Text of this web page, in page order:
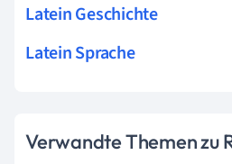
Latein Geschichte
Latein Sprache
Verwandte Themen zu